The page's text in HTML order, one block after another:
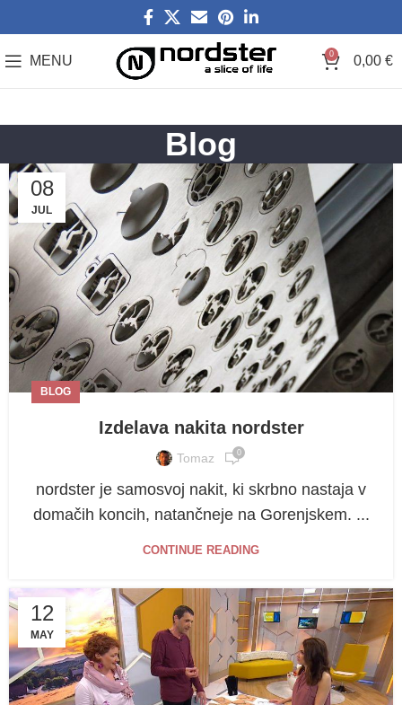
MENU 0 0,00 €
Blog
08
JUL
BLOG
Izdelava nakita nordster
Tomaz 0
nordster je samosvoj nakit, ki skrbno nastaja v
domačih koncih, natančneje na Gorenjskem. ...
CONTINUE READING
12
MAY